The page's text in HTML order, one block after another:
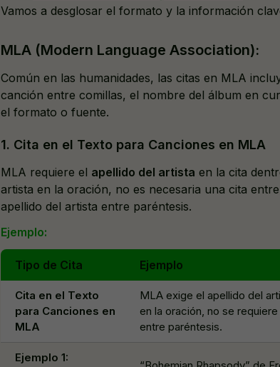
Vamos a desglosar el formato y la información
MLA (Modern Language Association):
Común en las humanidades, las citas en MLA
canción entre comillas, el nombre del álbum en
el formato o fuente.
1. Cita en el Texto para Canciones en MLA
MLA requiere el apellido del artista en la cita
artista en la oración, no es necesaria una cita
apellido del artista entre paréntesis.
Ejemplo:
Tipo de Cita Ejemplo
Cita en el Texto
para Canciones en
MLA
MLA exige el apellido del
en la oración, no se
entre paréntesis.
Ejemplo 1: